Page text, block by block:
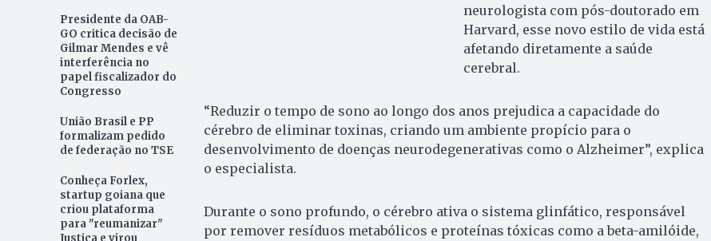
Presidente da OAB-
GO critica decisão de
Gilmar Mendes e vê
interferência no
papel fiscalizador do
Congresso
União Brasil e PP
formalizam pedido
de federação no TSE
Conheça Forlex,
startup goiana que
criou plataforma
para "reumanizar"
Justiça e virou
neurologista com pós-doutorado em
Harvard, esse novo estilo de vida está
afetando diretamente a saúde
cerebral.
“Reduzir o tempo de sono ao longo dos anos prejudica a capacidade do
cérebro de eliminar toxinas, criando um ambiente propício para o
desenvolvimento de doenças neurodegenerativas como o Alzheimer”, explica
o especialista.
Durante o sono profundo, o cérebro ativa o sistema glinfático, responsável
por remover resíduos metabólicos e proteínas tóxicas como a beta-amilóide,